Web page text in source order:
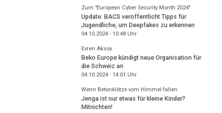
Zum "European Cyber Security Month 2024"
Update: BACS veröffentlicht Tipps für
Jugendliche, um Deepfakes zu erkennen
04.10.2024 - 10:48Uhr
Evren Aksoy
Beko Europe kündigt neue Organisation für
die Schweiz an
04.10.2024 - 14:01 Uhr
Wenn Betonklötze vom Himmel fallen
Jenga ist nur etwas für kleine Kinder?
Mitnichten!